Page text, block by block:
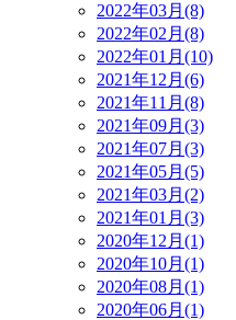
2022年03月(8)
2022年02月(8)
2022年01月(10)
2021年12月(6)
2021年11月(8)
2021年09月(3)
2021年07月(3)
2021年05月(5)
2021年03月(2)
2021年01月(3)
2020年12月(1)
2020年10月(1)
2020年08月(1)
2020年06月(1)